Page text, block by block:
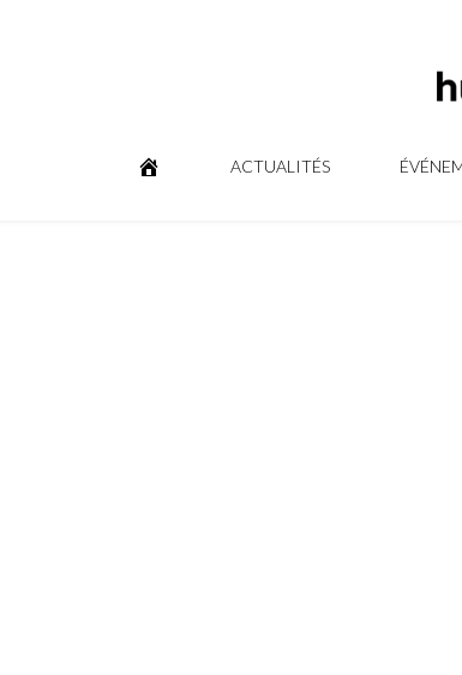
ACTUALITÉS